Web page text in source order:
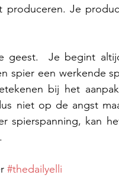
produceren. Je
geest.  Je begint
spier een werkende
bij het
niet op de angst
spierspanning, kan
#thedailyelli